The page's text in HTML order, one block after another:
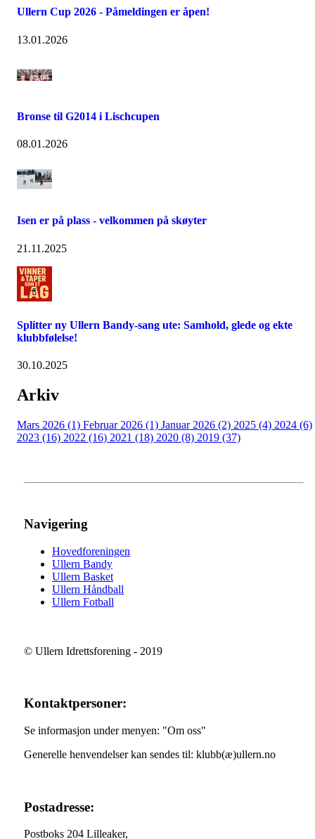
Ullern Cup 2026 - Påmeldingen er åpen!
13.01.2026
Bronse til G2014 i Lischcupen
08.01.2026
Isen er på plass - velkommen på skøyter
21.11.2025
Splitter ny Ullern Bandy-sang ute: Samhold, glede og ekte
klubbfølelse!
30.10.2025
Arkiv
Mars 2026 (1) Februar 2026 (1) Januar 2026 (2) 2025 (4) 2024 (6)
2023 (16) 2022 (16) 2021 (18) 2020 (8) 2019 (37)
Navigering
Hovedforeningen
Ullern Bandy
Ullern Basket
Ullern Håndball
Ullern Fotball
© Ullern Idrettsforening - 2019
Kontaktpersoner:
Se informasjon under menyen: "Om oss"
Generelle henvendelser kan sendes til: klubb(æ)ullern.no
Postadresse:
Postboks 204 Lilleaker,